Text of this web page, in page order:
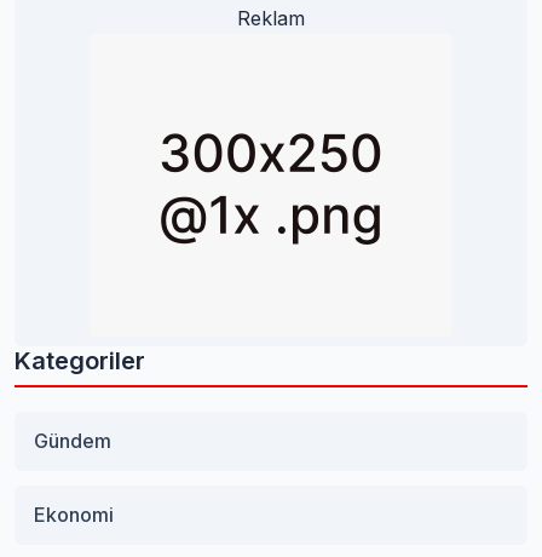
Reklam
Kategoriler
Gündem
Ekonomi